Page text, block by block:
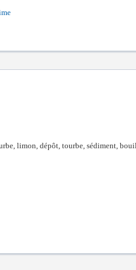
limon, dépôt, tourbe, sédiment,